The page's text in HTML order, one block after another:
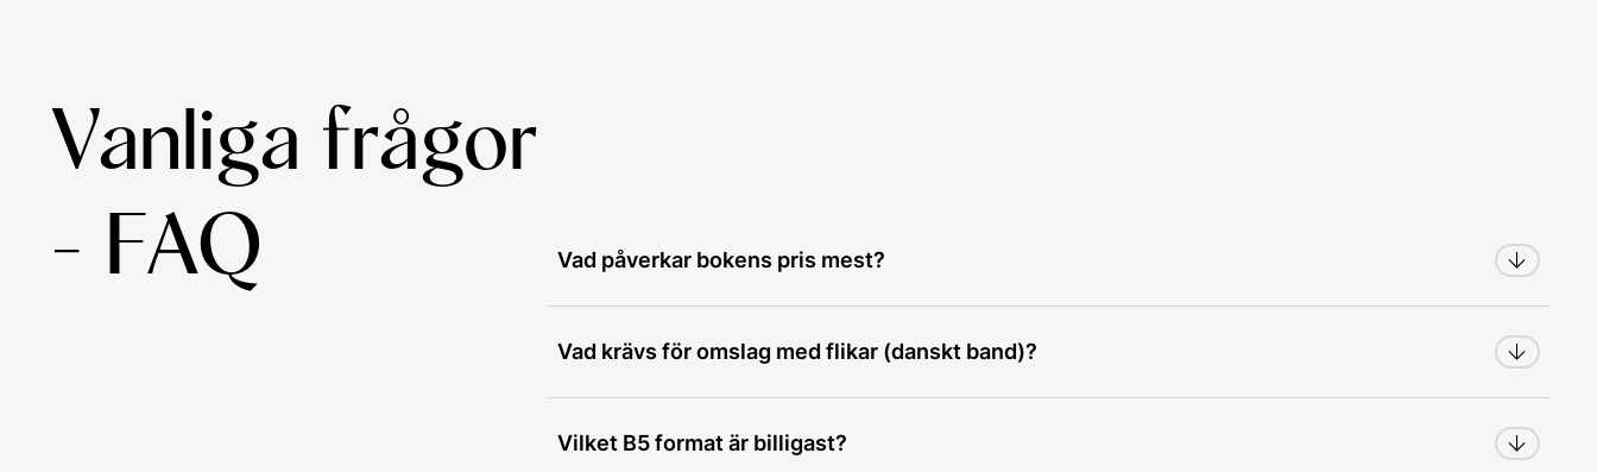
Vanliga frågor
- FAQ
Vad påverkar bokens pris mest?
Vad krävs för omslag med flikar (danskt band)?
Vilket B5 format är billigast?